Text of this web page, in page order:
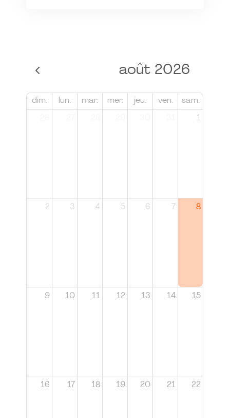
août 2026
dim. lun. mar. mer. jeu. ven. sam.
1
2 3 4 5 6 7 8
9 10 11 12 13 14 15
16 17 18 19 20 21 22